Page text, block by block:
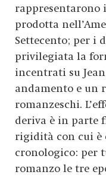
prodotta
Settecento; per i
privilegiata la
incentrati su
andamento e un
romanzeschi.
deriva è in parte
rigidità con cui è
cronologico: per
romanzo le tre